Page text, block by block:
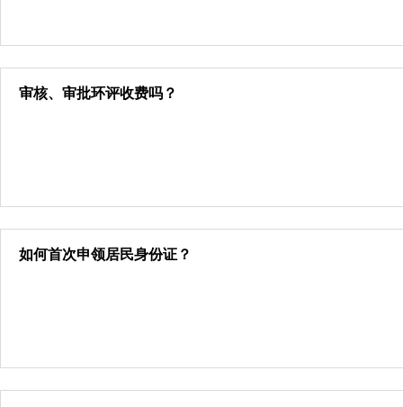
审核、审批环评收费吗？
如何首次申领居民身份证？